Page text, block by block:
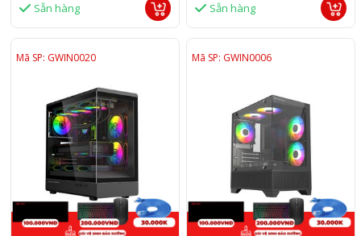
Sẵn hàng Sẵn hàng
Mã SP: GWIN0020 Mã SP: GWIN0006